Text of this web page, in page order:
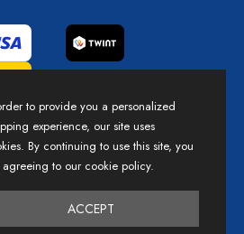
to provide you a personalized
experience, our site uses
By continuing to use this site, you
agreeing to our cookie policy.
ACCEPT